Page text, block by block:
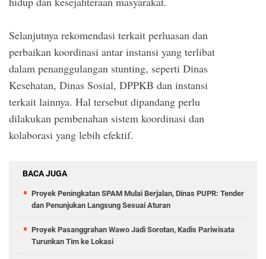
Selanjutnya rekomendasi terkait perluasan dan
perbaikan koordinasi antar instansi yang terlibat
dalam penanggulangan stunting, seperti Dinas
Kesehatan, Dinas Sosial, DPPKB dan instansi
terkait lainnya. Hal tersebut dipandang perlu
dilakukan pembenahan sistem koordinasi dan
kolaborasi yang lebih efektif.
BACA JUGA
Proyek Peningkatan SPAM Mulai Berjalan, Dinas PUPR: Tender
dan Penunjukan Langsung Sesuai Aturan
Proyek Pasanggrahan Wawo Jadi Sorotan, Kadis Pariwisata
Turunkan Tim ke Lokasi